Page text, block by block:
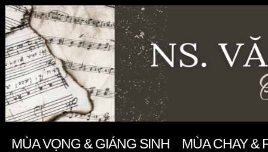
MÙA VỌNG & GIÁNG SINH MÙA CHAY &